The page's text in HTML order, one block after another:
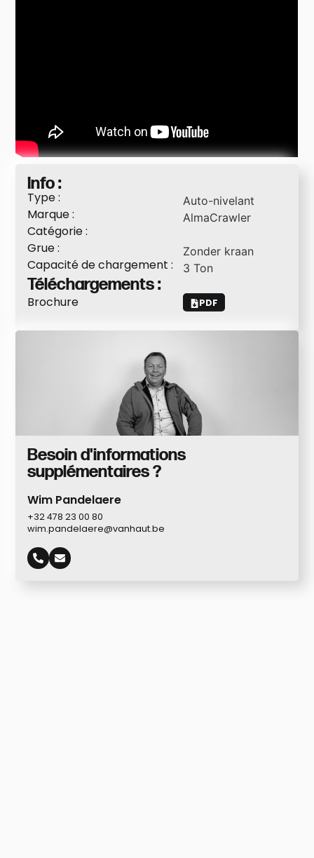
Info :
Type : Auto-nivelant
Marque : AlmaCrawler
Catégorie :
Grue :
Zonder kraan
Capacité de chargement : 3 Ton
Téléchargements :
Brochure PDF
Besoin d'informations
supplémentaires ?
Wim Pandelaere
+32 478 23 00 80
wim.pandelaere@vanhaut.be